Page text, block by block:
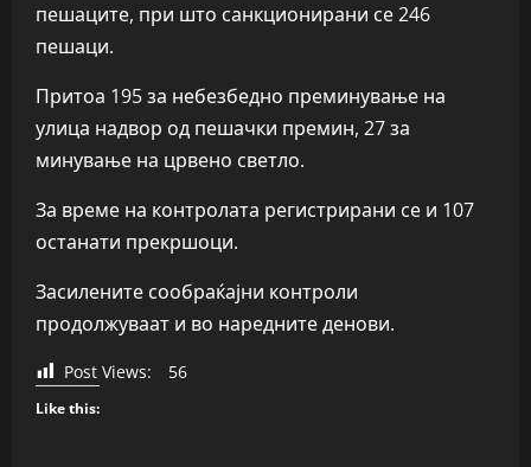
пешаците, при што санкционирани се 246
пешаци.
Притоа 195 за небезбедно преминување на
улица надвор од пешачки премин, 27 за
минување на црвено светло.
За време на контролата регистрирани се и 107
останати прекршоци.
Засилените сообраќајни контроли
продолжуваат и во наредните денови.
Post Views: 56
Like this: